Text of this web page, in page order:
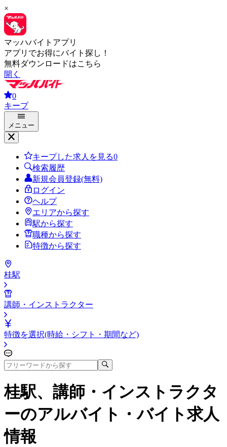
×
マッハバイトアプリ
アプリでお得にバイト探し！
無料ダウンロードはこちら
開く
0
キープ
メニュー
キープした求人を見る0
検索履歴
新規会員登録(無料)
ログイン
ヘルプ
エリアから探す
駅から探す
職種から探す
特徴から探す
桂駅
講師・インストラクター
特徴を選択(時給・シフト・期間など)
桂駅、講師・インストラクタ
ーのアルバイト・バイト求人
情報